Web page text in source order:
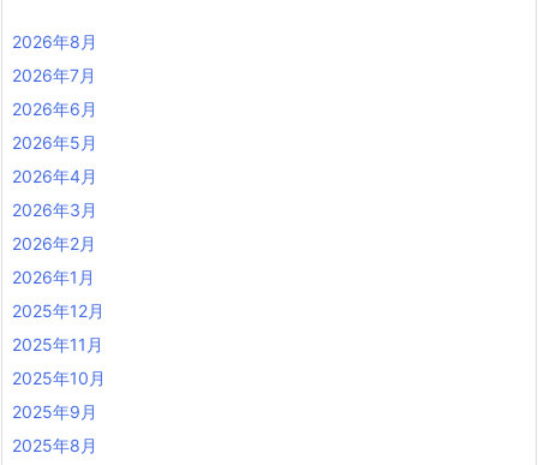
2026年8月
2026年7月
2026年6月
2026年5月
2026年4月
2026年3月
2026年2月
2026年1月
2025年12月
2025年11月
2025年10月
2025年9月
2025年8月